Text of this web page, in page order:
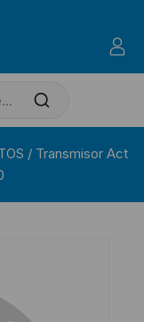
/ Transmisor Act